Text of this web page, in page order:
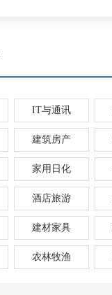
IT与通讯
建筑房产
家用日化
酒店旅游
建材家具
农林牧渔